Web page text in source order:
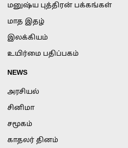
மனுஷ்ய புத்திரன் பக்கங்கள்
மாத இதழ்
இலக்கியம்
உயிர்மை பதிப்பகம்
NEWS
அரசியல்
சினிமா
சமூகம்
காதலர் தினம்